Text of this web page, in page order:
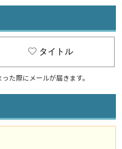
タイトル
た際にメールが届きます。